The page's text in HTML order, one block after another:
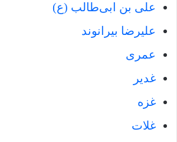
علی بن ابی‌طالب (ع)
علیرضا بیرانوند
عمری
غدیر
غزه
غلات